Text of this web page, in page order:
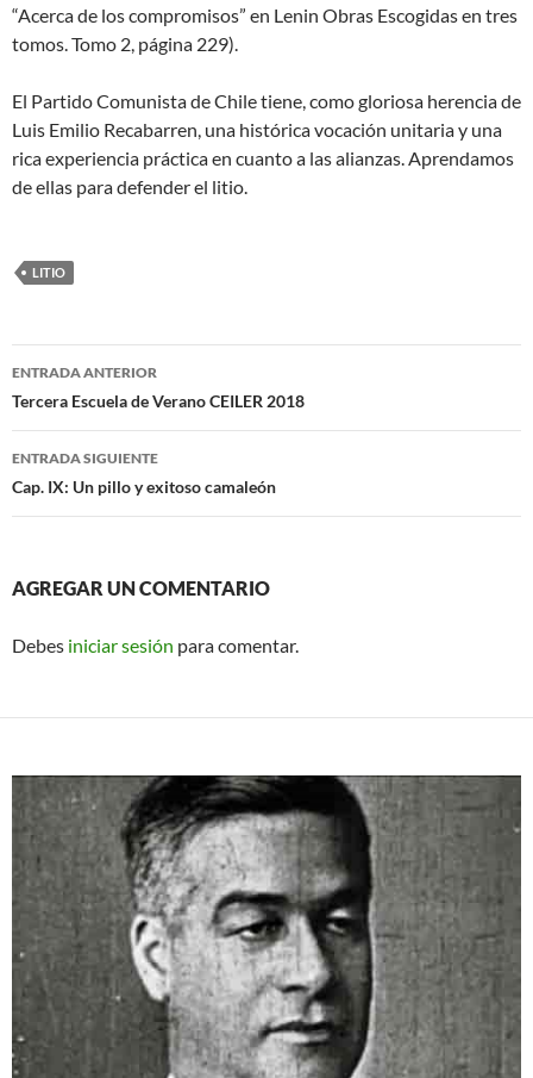
“Acerca de los compromisos” en Lenin Obras Escogidas en tres
tomos. Tomo 2, página 229).
El Partido Comunista de Chile tiene, como gloriosa herencia de
Luis Emilio Recabarren, una histórica vocación unitaria y una
rica experiencia práctica en cuanto a las alianzas. Aprendamos
de ellas para defender el litio.
LITIO
Navegador
de
entradas
ENTRADA ANTERIOR
Tercera Escuela de Verano CEILER 2018
ENTRADA SIGUIENTE
Cap. IX: Un pillo y exitoso camaleón
AGREGAR UN COMENTARIO
Debes iniciar sesión para comentar.